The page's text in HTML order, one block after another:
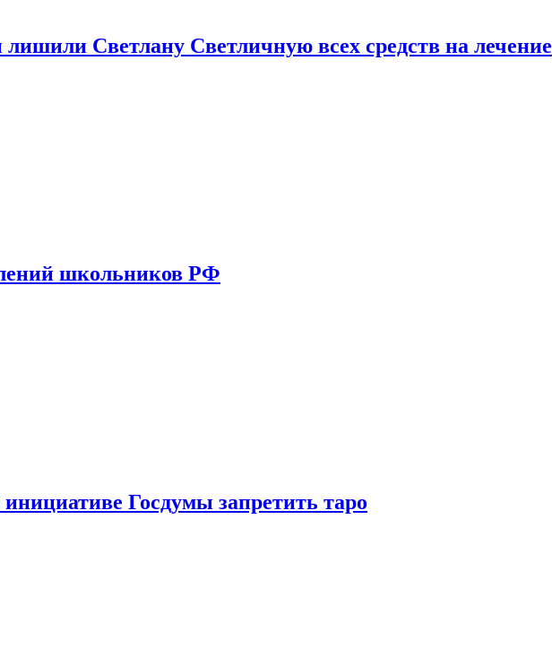
Светлану Светличную всех средств на лечение
школьников РФ
Госдумы запретить таро